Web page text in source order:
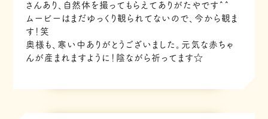
さんあり、自然体を撮ってもらえてありがたやです^^
ムービーはまだゆっくり観られてないので、今から観ま
す！笑
奥様も、寒い中ありがとうございました。元気な赤ちゃ
んが産まれますように！陰ながら祈ってます☆